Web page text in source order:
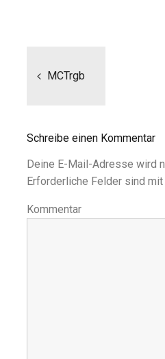
MCTrgb
Schreibe einen Kommentar
Deine E-Mail-Adresse wird
Erforderliche Felder sind mit
Kommentar